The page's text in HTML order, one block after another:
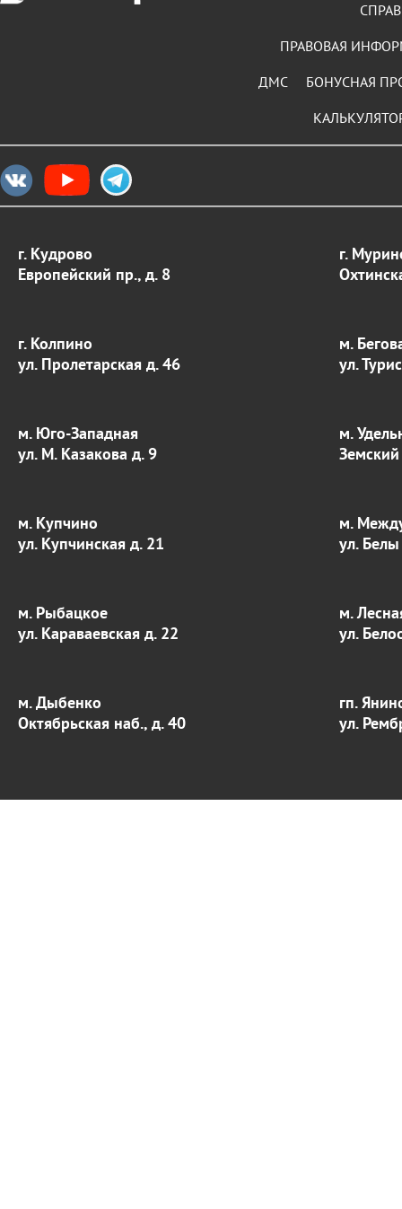
ПРАВОВАЯ
БОНУСНАЯ
ДМС
г. Кудрово
Европейский пр., д. 8
г.
г. Колпино
ул. Пролетарская д. 46
м.
ул.
м. Юго-Западная
ул. М. Казакова д. 9
м.
м. Купчино
ул. Купчинская д. 21
м.
ул.
м. Рыбацкое
ул. Караваевская д. 22
м.
ул.
м. Дыбенко
Октябрьская наб., д. 40
гп.
ул.